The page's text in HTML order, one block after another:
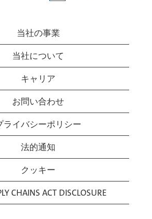
当社の事業
当社について
キャリア
お問い合わせ
ライバシーポリシー
法的通知
クッキー
CHAINS ACT DISCLOSURE